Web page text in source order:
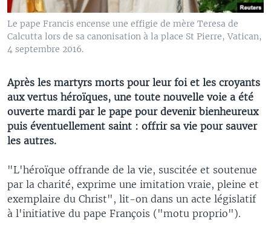
Le pape Francis encense une effigie de mère Teresa de
Calcutta lors de sa canonisation à la place St Pierre, Vatican,
4 septembre 2016.
Après les martyrs morts pour leur foi et les croyants
aux vertus héroïques, une toute nouvelle voie a été
ouverte mardi par le pape pour devenir bienheureux
puis éventuellement saint : offrir sa vie pour sauver
les autres.
"L'héroïque offrande de la vie, suscitée et soutenue
par la charité, exprime une imitation vraie, pleine et
exemplaire du Christ", lit-on dans un acte législatif
à l'initiative du pape François ("motu proprio").